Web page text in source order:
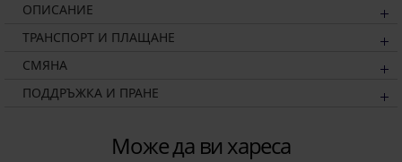
ОПИСАНИЕ
ТРАНСПОРТ И ПЛАЩАНЕ
СМЯНА
ПОДДРЪЖКА И ПРАНЕ
Може да ви хареса